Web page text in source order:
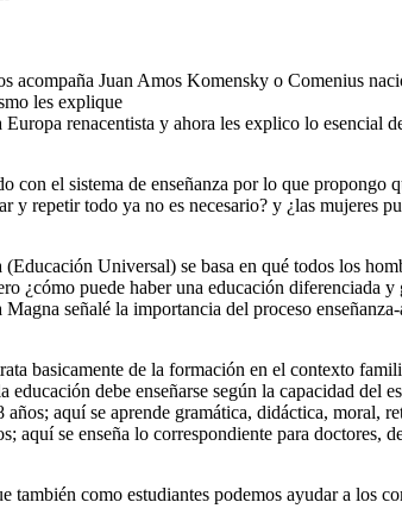
acompaña Juan Amos Komensky o Comenius
les explique
Europa renacentista y ahora les explico lo esencial
con el sistema de enseñanza por lo que
y repetir todo ya no es necesario? y ¿las mujeres
(Educación Universal) se basa en qué todos los
¿cómo puede haber una educación diferenciada y
señalé la importancia del proceso
basicamente de la formación en el contexto
educación debe enseñarse según la capacidad del
años; aquí se aprende gramática, didáctica, moral,
aquí se enseña lo correspondiente para doctores,
también como estudiantes podemos ayudar a los